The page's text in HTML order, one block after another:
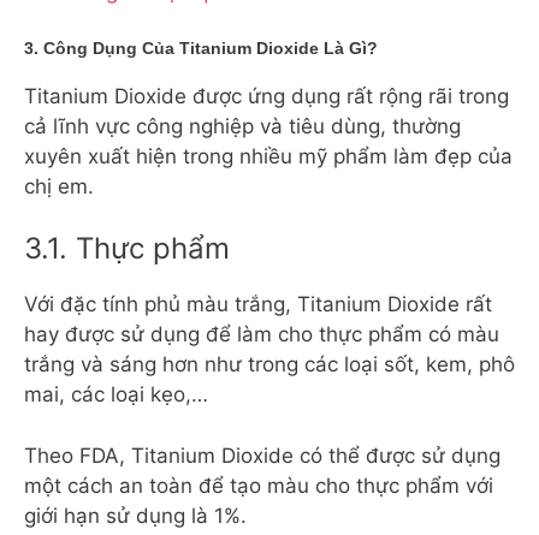
3. Công Dụng Của Titanium Dioxide Là Gì?
Titanium Dioxide được ứng dụng rất rộng rãi trong
cả lĩnh vực công nghiệp và tiêu dùng, thường
xuyên xuất hiện trong nhiều mỹ phẩm làm đẹp của
chị em.
3.1. Thực phẩm
Với đặc tính phủ màu trắng, Titanium Dioxide rất
hay được sử dụng để làm cho thực phẩm có màu
trắng và sáng hơn như trong các loại sốt, kem, phô
mai, các loại kẹo,…
Theo FDA, Titanium Dioxide có thể được sử dụng
một cách an toàn để tạo màu cho thực phẩm với
giới hạn sử dụng là 1%.